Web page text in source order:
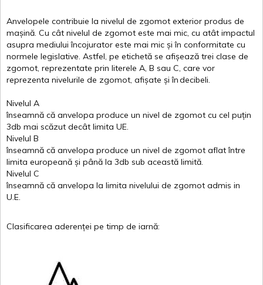
Anvelopele contribuie la nivelul de zgomot exterior produs de
mașină. Cu cât nivelul de zgomot este mai mic, cu atât impactul
asupra mediului încojurator este mai mic și în conformitate cu
normele legislative. Astfel, pe etichetă se afișează trei clase de
zgomot, reprezentate prin literele A, B sau C, care vor
reprezenta nivelurile de zgomot, afișate și îndecibeli.
Nivelul A
înseamnă că anvelopa produce un nivel de zgomot cu cel puțin
3db mai scăzut decât limita UE.
Nivelul B
înseamnă că anvelopa produce un nivel de zgomot aflat între
limita europeană și până la 3db sub această limită.
Nivelul C
înseamnă că anvelopa la limita nivelului de zgomot admis in
U.E.
Clasificarea aderenței pe timp de iarnă: